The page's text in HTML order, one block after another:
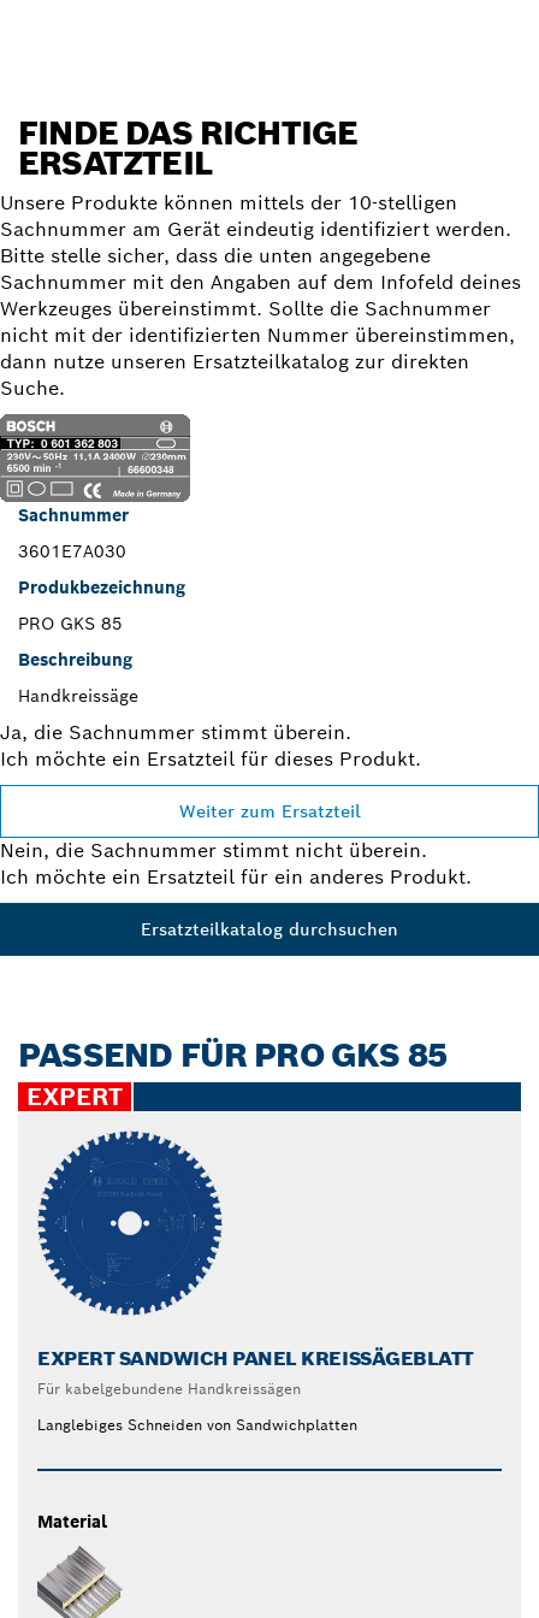
FINDE DAS RICHTIGE
ERSATZTEIL
Unsere Produkte können mittels der 10-stelligen
Sachnummer am Gerät eindeutig identifiziert werden.
Bitte stelle sicher, dass die unten angegebene
Sachnummer mit den Angaben auf dem Infofeld deines
Werkzeuges übereinstimmt. Sollte die Sachnummer
nicht mit der identifizierten Nummer übereinstimmen,
dann nutze unseren Ersatzteilkatalog zur direkten
Suche.
Sachnummer
3601E7A030
Produkbezeichnung
PRO GKS 85
Beschreibung
Handkreissäge
Ja, die Sachnummer stimmt überein.
Ich möchte ein Ersatzteil für dieses Produkt.
Weiter zum Ersatzteil
Nein, die Sachnummer stimmt nicht überein.
Ich möchte ein Ersatzteil für ein anderes Produkt.
Ersatzteilkatalog durchsuchen
PASSEND FÜR PRO GKS 85
EXPERT
EXPERT SANDWICH PANEL KREISSÄGEBLATT
Für kabelgebundene Handkreissägen
Langlebiges Schneiden von Sandwichplatten
Material